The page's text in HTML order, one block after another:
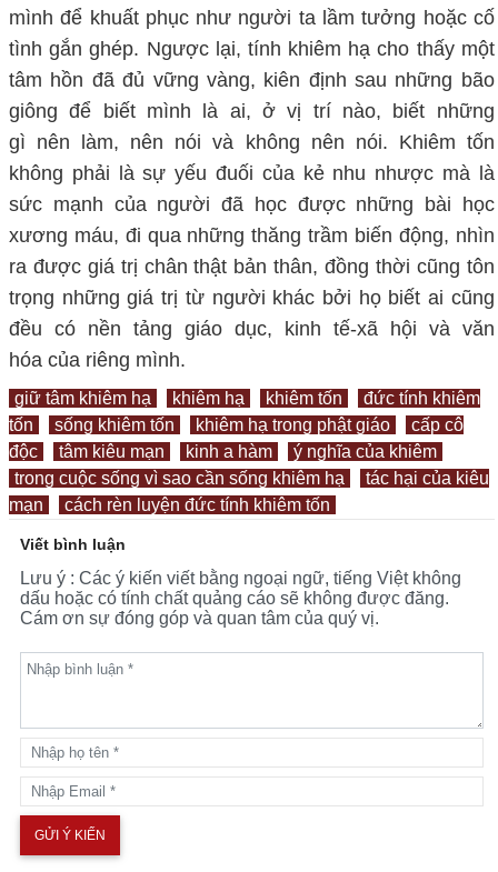
mình để khuất phục như người ta lầm tưởng hoặc cố
tình gắn ghép. Ngược lại, tính khiêm hạ cho thấy một
tâm hồn đã đủ vững vàng, kiên định sau những bão
giông để biết mình là ai, ở vị trí nào, biết những
gì nên làm, nên nói và không nên nói. Khiêm tốn
không phải là sự yếu đuối của kẻ nhu nhược mà là
sức mạnh của người đã học được những bài học
xương máu, đi qua những thăng trầm biến động, nhìn
ra được giá trị chân thật bản thân, đồng thời cũng tôn
trọng những giá trị từ người khác bởi họ biết ai cũng
đều có nền tảng giáo dục, kinh tế-xã hội và văn
hóa của riêng mình.
giữ tâm khiêm hạ khiêm hạ khiêm tốn
đức tính khiêm
tốn
sống khiêm tốn khiêm hạ trong phật giáo
cấp cô
độc
tâm kiêu mạn kinh a hàm
ý nghĩa của khiêm
trong cuộc sống vì sao cần sống khiêm hạ
tác hại của kiêu
mạn
cách rèn luyện đức tính khiêm tốn
Viết bình luận
Lưu ý : Các ý kiến viết bằng ngoại ngữ, tiếng Việt không
dấu hoặc có tính chất quảng cáo sẽ không được đăng.
Cám ơn sự đóng góp và quan tâm của quý vị.